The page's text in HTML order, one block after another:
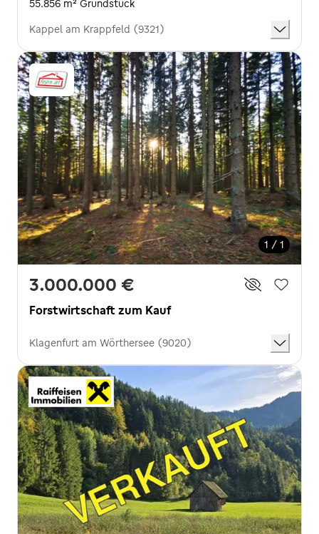
55.856 m² Grundstück
Kappel am Krappfeld (9321)
1 / 1
3.000.000 €
Forstwirtschaft zum Kauf
Klagenfurt am Wörthersee (9020)